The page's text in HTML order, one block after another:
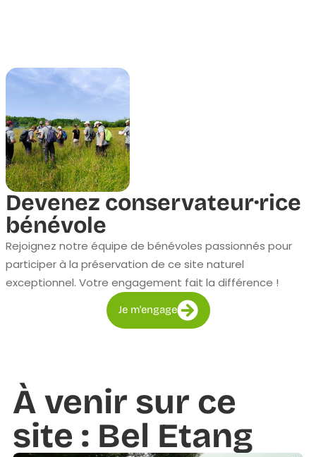
Devenez conservateur·rice
bénévole
Rejoignez notre équipe de bénévoles passionnés pour
participer à la préservation de ce site naturel
exceptionnel. Votre engagement fait la différence !
Je m'engage
À venir sur ce
site : Bel Etang